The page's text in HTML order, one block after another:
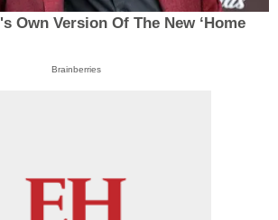
Own Version Of The New ‘Home
Brainberries